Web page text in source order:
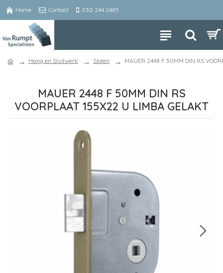
Home Contact 030 244 2485
Hang en Sluitwerk Sloten MAUER 2448 F 50MM DIN RS
MAUER 2448 F 50MM DIN RS
VOORPLAAT 155X22 U LIMBA GELAKT